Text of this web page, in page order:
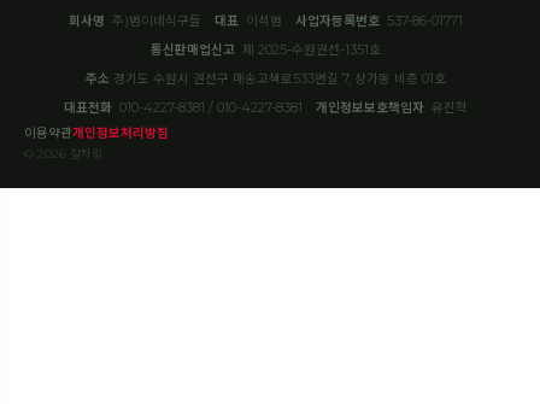
회사명 주)범이네식구들 대표 이석범 사업자등록번호 537-86-01771
통신판매업신고 제 2025-수원권선-1351호
주소 경기도 수원시 권선구 매송고색로533번길 7, 상가동 비층 01호
대표전화 010-4227-8381 / 010-4227-8381 개인정보보호책임자 유진혁
이용약관개인정보처리방침
© 2026 잘차림